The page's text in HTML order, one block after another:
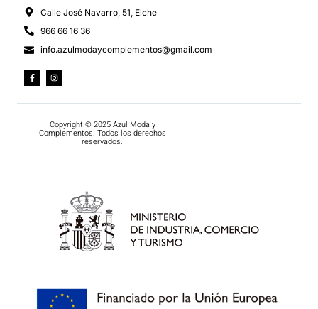
Calle José Navarro, 51, Elche
966 66 16 36
info.azulmodaycomplementos@gmail.com
Copyright © 2025 Azul Moda y
Complementos. Todos los derechos
reservados.